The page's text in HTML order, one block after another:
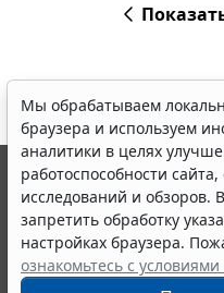
Мы обрабатываем
браузера и используем
аналитики в целях
работоспособности сайта,
исследований и обзоров.
запретить обработку
настройках браузера.
ознакомьтесь с
© ООО "НПП "ГАРАНТ-
выпускается с 1990 года.
являются участниками
информации ГАРАНТ.
Портал ГАРАНТ.РУ